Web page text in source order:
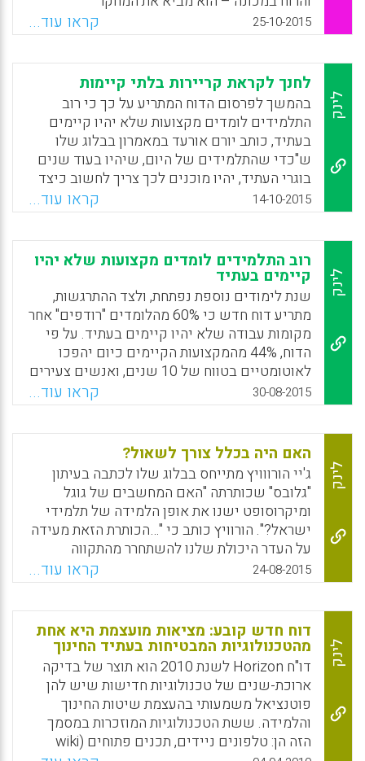
האבולוציוני העדכני בדבר המשקל הרב שיש
לביולוגיה ולגנים על ההתנהגות האנושית ודן
במשמעות הדבר בחינוך (יוני מזרחי).
WhatsApp
Facebook
Email
X
25-10-2015 קראו עוד...
לינק
לחנך לקראת קריירות בלתי קיימות
בהמשך לפרסום הדוח המתריע על כך כי רוב
התלמידים לומדים מקצועות שלא יהיו קיימים
בעתיד, כותב יורם אורעד במאמרון בבלוג שלו
ש"כדי שהתלמידים של היום, שיהיו בעוד שנים
בוגרי העתיד, יהיו מוכנים לכך צריך לחשוב כיצד
להכינם אל העתיד הן במישור הפרקטי והן
במישור הרגשי, לא רק משום שרוב העבודות כבר
לא יהיו קיימות אלא גם משום שאלה שיישארו
על כנן (עבור בני אדם) יצריכו הסתגלות לשינויים
מהירים מאד" (יורם אורעד).
WhatsApp
Facebook
Email
X
14-10-2015 קראו עוד...
לינק
רוב התלמידים לומדים מקצועות שלא יהיו
קיימים בעתיד
שנת לימודים נוספת נפתחת, ולצד ההתרגשות,
מתריע דוח חדש כי 60% מהלומדים "רודפים" אחר
מקומות עבודה שלא יהיו קיימים בעתיד. על פי
הדוח, 44% מהמקצועות הקיימים כיום יהפכו
לאוטומטיים בטווח של 10 שנים, ואנשים צעירים
צפויים להחליף 17 מקומות עבודה לאורך החיים
שלהם (אתר חברת מתודיקה).
WhatsApp
Facebook
Email
X
30-08-2015 קראו עוד...
לינק
האם היה בכלל צורך לשאול?
ג'יי הורווויץ מתייחס בבלוג שלו לכתבה בעיתון
"גלובס" שכותרתה "האם המחשבים של גוגל
ומיקרוסופט ישנו את אופן הלמידה של תלמידי
ישראל?". הורוויץ כותב כי "…הכותרת הזאת מעידה
על העדר היכולת שלנו להשתחרר מהתקווה
שטכנולוגיות חדשות ישנו את פני החינוך. חלמנו
על זה לפני עשרים שנה כאשר מחשבי ה-PC
התחילו לחדור לתוך הכיתות, ומפני שהחלום לא
התגשם חידשנו אותו עם מחשבים ניידים
והסיכוי שכל תלמיד יוכל להחזיק מכשיר. לא עבר
זמן רב והטאבלטים והטלפונים החכמים זכו להיות
נושאי הדגל של השינוי. והנה, בקושי הספקנו
להתאכזב מאלה, ואנחנו למדים שלגוגל
ולמיקרוסופט מכשירים חדשים שאולי סוף סוף
יביאו את השינוי המיוחל" (ג'יי הורוויץ).
24-08-2015 קראו עוד...
לינק
דוח חדש קובע: מציאות מועצמת היא אחת
מהטכנולוגיות המבטיחות בעתיד החינוך
דו"ח Horizon לשנת 2010 הוא תוצר של בדיקה
ארוכת-שנים של טכנולוגיות חדישות שיש להן
פוטנציאל משמעותי בהעצמת שיטות החינוך
והלמידה. ששת הטכנולוגיות המוזכרות במסמך
הזה הן: טלפונים ניידים, תכנים פתוחים (wiki